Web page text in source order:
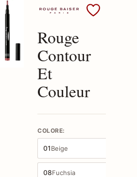
Scopri i prodotti
Rouge
Contour
Et
Couleur
COLORE:
01Beige
08Fuchsia